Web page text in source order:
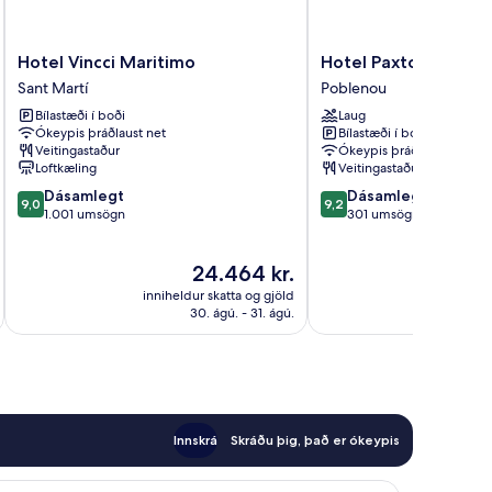
Hotel
Vincci
Maritimo
Sant
Martí
Hotel Vincci Maritimo
Sant Martí
Bílastæði í boði
Ókeypis þráðlaust net
Veitingastaður
Loftkæling
9.0
af
9,0 Dásamlegt
1.001 umsögn
Verðið
24.464 kr.
24.464 kr.
inniheldur skatta og gjöld
30. ágú. - 31. ágú.
Hotel
Paxton
Barcelona
Poblenou
Hotel Paxton
Poblenou
Laug
Bílastæði í boði
Ókeypis þráðlaust net
Veitingastaður
9.2
af
9,2 Dásamlegt
301 umsögn
Innskrá Skráðu þig, það er ókeypis